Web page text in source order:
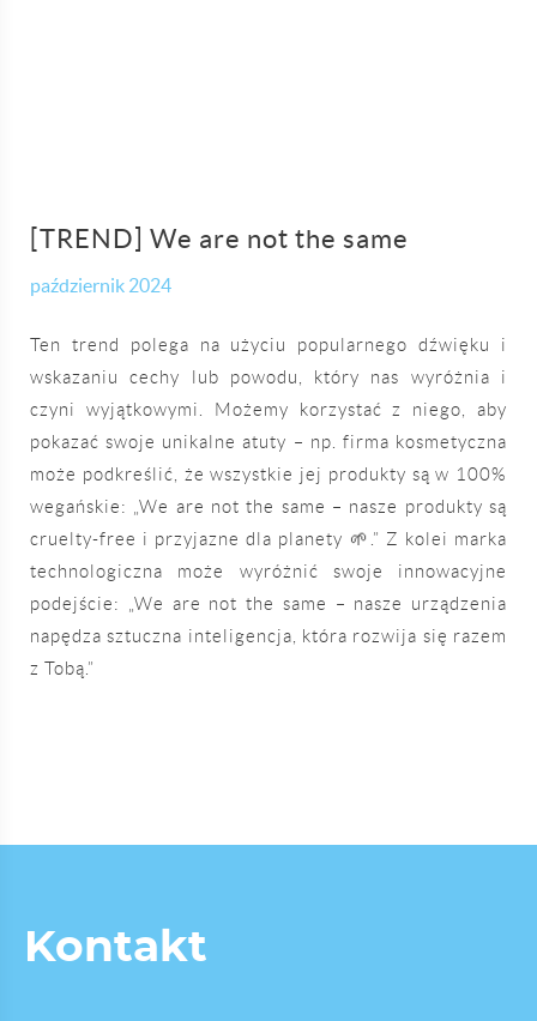
[TREND] We are not the same
październik 2024
Ten trend polega na użyciu popularnego dźwięku i
wskazaniu cechy lub powodu, który nas wyróżnia i
czyni wyjątkowymi. Możemy korzystać z niego, aby
pokazać swoje unikalne atuty – np. firma kosmetyczna
może podkreślić, że wszystkie jej produkty są w 100%
wegańskie: „We are not the same – nasze produkty są
cruelty-free i przyjazne dla planety 🌱.” Z kolei marka
technologiczna może wyróżnić swoje innowacyjne
podejście: „We are not the same – nasze urządzenia
napędza sztuczna inteligencja, która rozwija się razem
z Tobą.”
Kontakt